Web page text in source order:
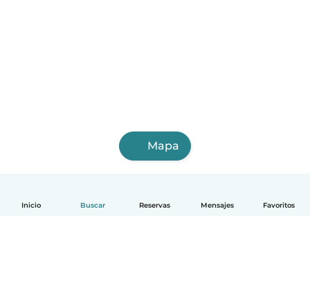
Inicio Buscar Reservas Mensajes Favoritos
Mapa